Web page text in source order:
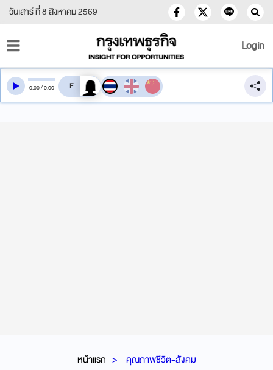
วันเสาร์ ที่ 8 สิงหาคม 2569
Login
หน้าแรก คุณภาพชีวิต-สังคม
0:00/0:00 สลับเสียงอ่าน